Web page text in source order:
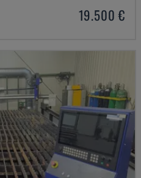
19.500 €